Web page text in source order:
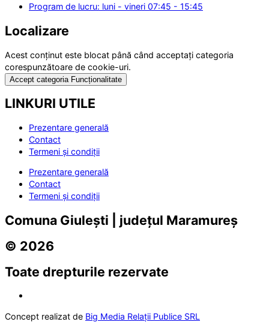
Program de lucru: luni - vineri 07:45 - 15:45
Localizare
Acest conținut este blocat până când acceptați categoria
corespunzătoare de cookie-uri.
Accept categoria Funcționalitate
LINKURI UTILE
Prezentare generală
Contact
Termeni și condiții
Prezentare generală
Contact
Termeni și condiții
Comuna Giulești | județul Maramureș
© 2026
Toate drepturile rezervate
Concept realizat de Big Media Relații Publice SRL